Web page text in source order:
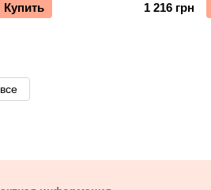
Купить
1 216 грн